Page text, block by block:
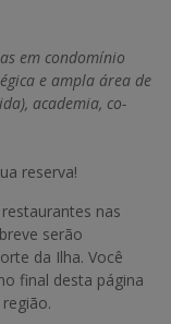
em condomínio
e ampla área de
academia, co-
reserva!
nas
serão
da Ilha. Você
final desta página